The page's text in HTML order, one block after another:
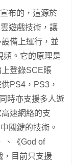
布的，這源於
遊戲技術，讓
備上運行，並
頻。它的原理是
登錄SCE賬
PS4，PS3，
時亦支援多人遊
速網絡的支
關鍵的技術。
、《God of
，目前只支援